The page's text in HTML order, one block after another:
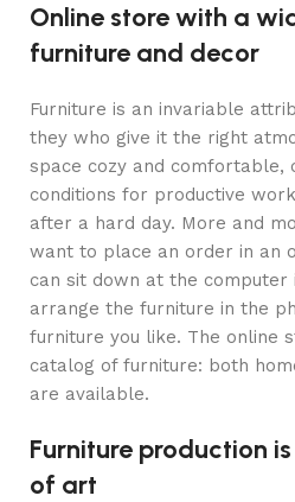
Online store with a
furniture and decor
Furniture is an invariable
they who give it the right
space cozy and comfortable,
conditions for productive
after a hard day. More and
want to place an order in an
can sit down at the computer
arrange the furniture in the
furniture you like. The online
catalog of furniture: both
are available.
Furniture production
of art